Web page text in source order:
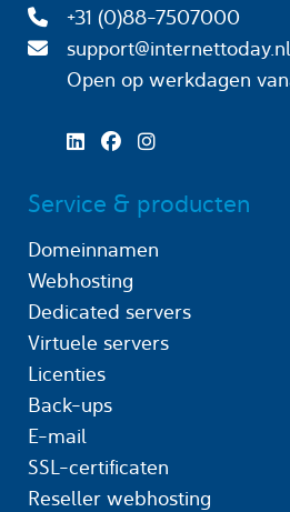
+31 (0)88-7507000
support@internettoday.nl
Open op werkdagen
Service & producten
Domeinnamen
Webhosting
Dedicated servers
Virtuele servers
Licenties
Back-ups
E-mail
SSL-certificaten
Reseller webhosting